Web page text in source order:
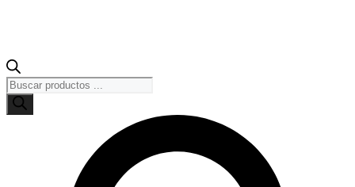
Búsqueda
de
productos